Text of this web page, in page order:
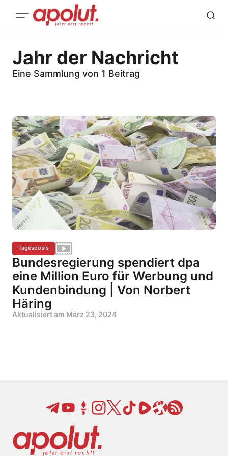
Jahr der Nachricht
Eine Sammlung von 1 Beitrag
Tagesdosis
Bundesregierung spendiert dpa
eine Million Euro für Werbung und
Kundenbindung | Von Norbert
Häring
Aktualisiert am März 23, 2024